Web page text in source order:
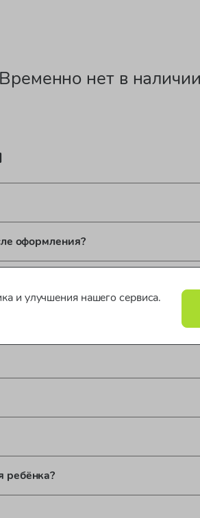
Временно нет в наличии
оформления?
ребёнка?
и улучшения нашего сервиса.